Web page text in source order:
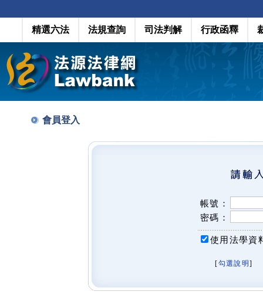
精選六法 法規查詢 司法判解 行政函釋
會員登入
帳號：
密碼：
使用法學資
[勾選說明 ]